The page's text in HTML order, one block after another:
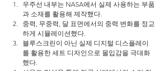
우주선 내부는 NASA에서 실제 사용하는 부품
과 소재를 활용해 제작했다.
중력, 무중력, 달 표면에서의 중력 변화를 정교
하게 시뮬레이션했다.
블루스크린이 아닌 실제 디지털 디스플레이
를 활용한 세트 디자인으로 몰입감을 극대화
했다.